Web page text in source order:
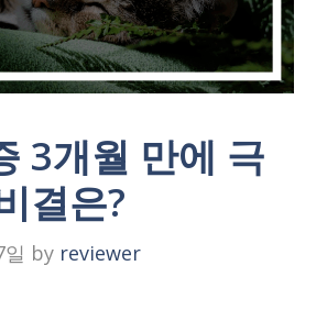
3개월 만에 극
결은?
by reviewer